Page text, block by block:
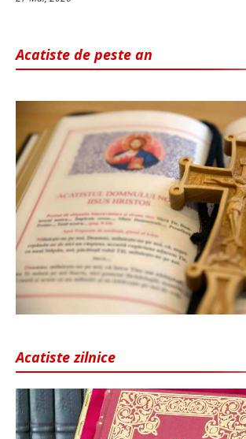
Acatiste de peste an
Acatiste zilnice